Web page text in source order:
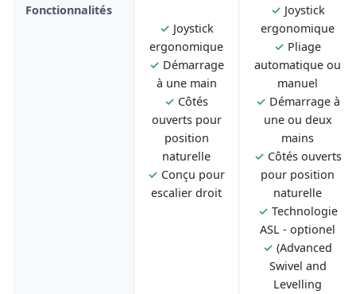
Fonctionnalités
✓ Joystick
ergonomique
✓ Démarrage
à une main
✓ Côtés
ouverts pour
position
naturelle
✓ Conçu pour
escalier droit
✓ Joystick
ergonomique
✓ Pliage
automatique ou
manuel
✓ Démarrage à
une ou deux
mains
✓ Côtés ouverts
pour position
naturelle
✓ Technologie
ASL - optionel
✓ (Advanced
Swivel and
Levelling